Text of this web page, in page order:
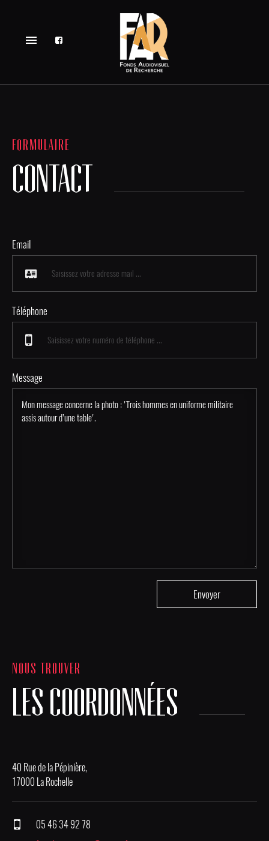
menu
FORMULAIRE
CONTACT
Email
Téléphone
Message
NOUS TROUVER
LES COORDONNÉES
40 Rue de la Pépinière,
17000 La Rochelle
05 46 34 92 78